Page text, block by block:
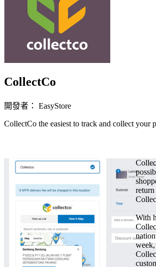
CollectCo
開發者： EasyStore
CollectCo the easiest to track and collect your
return
With